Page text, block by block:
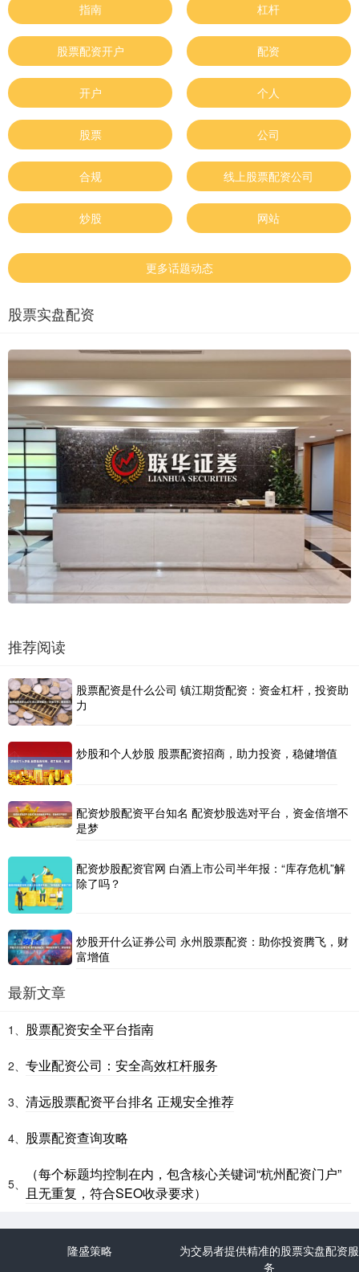
指南 杠杆
股票配资开户 配资
开户 个人
股票 公司
合规 线上股票配资公司
炒股 网站
更多话题动态
股票实盘配资
推荐阅读
股票配资是什么公司 镇江期货配资：资金杠杆，投资助
力
炒股和个人炒股 股票配资招商，助力投资，稳健增值
配资炒股配资平台知名 配资炒股选对平台，资金倍增不
是梦
配资炒股配资官网 白酒上市公司半年报：“库存危机”解
除了吗？
炒股开什么证券公司 永州股票配资：助你投资腾飞，财
富增值
最新文章
1、 股票配资安全平台指南
2、 专业配资公司：安全高效杠杆服务
3、 清远股票配资平台排名 正规安全推荐
4、 股票配资查询攻略
5、
（每个标题均控制在内，包含核心关键词“杭州配资门户”
且无重复，符合SEO收录要求）
隆盛策略
为交易者提供精准的股票实盘配资服
务